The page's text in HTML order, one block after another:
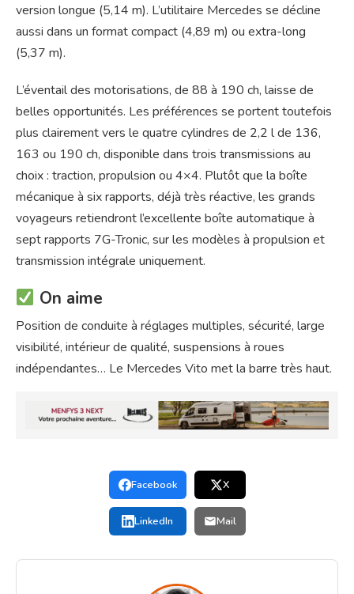
version longue (5,14 m). L’utilitaire Mercedes se décline
aussi dans un format compact (4,89 m) ou extra-long
(5,37 m).
L’éventail des motorisations, de 88 à 190 ch, laisse de
belles opportunités. Les préférences se portent toutefois
plus clairement vers le quatre cylindres de 2,2 l de 136,
163 ou 190 ch, disponible dans trois transmissions au
choix : traction, propulsion ou 4×4. Plutôt que la boîte
mécanique à six rapports, déjà très réactive, les grands
voyageurs retiendront l’excellente boîte automatique à
sept rapports 7G-Tronic, sur les modèles à propulsion et
transmission intégrale uniquement.
On aime
Position de conduite à réglages multiples, sécurité, large
visibilité, intérieur de qualité, suspensions à roues
indépendantes… Le Mercedes Vito met la barre très haut.
Facebook X
LinkedIn Mail